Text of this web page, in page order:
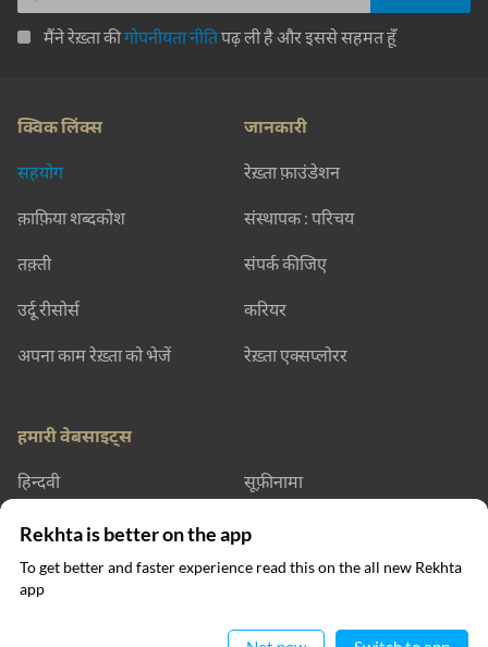
मैंने रेख़्ता कीगोपनीयता नीतिपढ़ ली है और इससे सहमत हूँ
क्विक लिंक्स
सहयोग
क़ाफ़िया शब्दकोश
तक़्ती
उर्दू रीसोर्स
अपना काम रेख़्ता को भेजें
जानकारी
रेख़्ता फ़ाउंडेशन
संस्थापक : परिचय
संपर्क कीजिए
करियर
रेख़्ता एक्सप्लोरर
हमारी वेबसाइट्स
हिन्दवी सूफ़ीनामा
रेख़्ता डिक्शनरी रेख़्ता लर्निंग
रेख़्ता बुक्स
संपर्क कीजिए
Rekhta is better on the app
To get better and faster experience read this on the all new Rekhta
app